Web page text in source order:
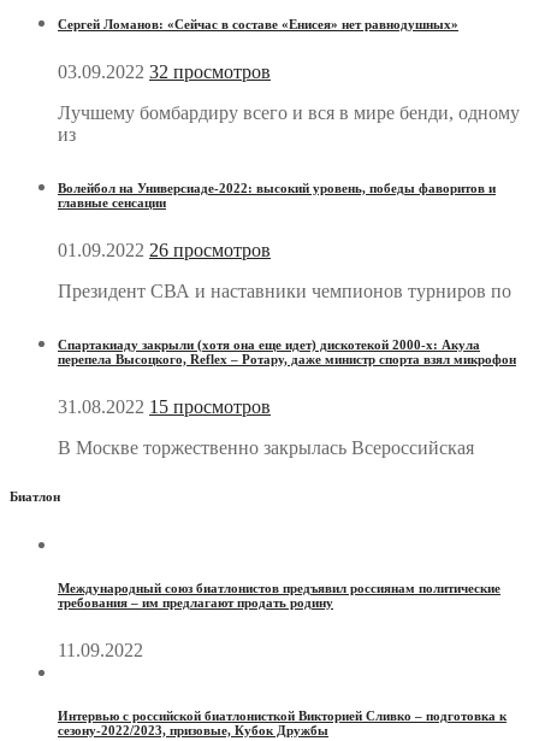
Сергей Ломанов: «Сейчас в составе «Енисея» нет равнодушных»
03.09.2022 32 просмотров
Лучшему бомбардиру всего и вся в мире бенди, одному
из
Волейбол на Универсиаде-2022: высокий уровень, победы фаворитов и
главные сенсации
01.09.2022 26 просмотров
Президент СВА и наставники чемпионов турниров по
Спартакиаду закрыли (хотя она еще идет) дискотекой 2000-х: Акула
перепела Высоцкого, Reflex – Ротару, даже министр спорта взял микрофон
31.08.2022 15 просмотров
В Москве торжественно закрылась Всероссийская
Биатлон
Международный союз биатлонистов предъявил россиянам политические
требования – им предлагают продать родину
11.09.2022
Интервью с российской биатлонисткой Викторией Сливко – подготовка к
сезону-2022/2023, призовые, Кубок Дружбы